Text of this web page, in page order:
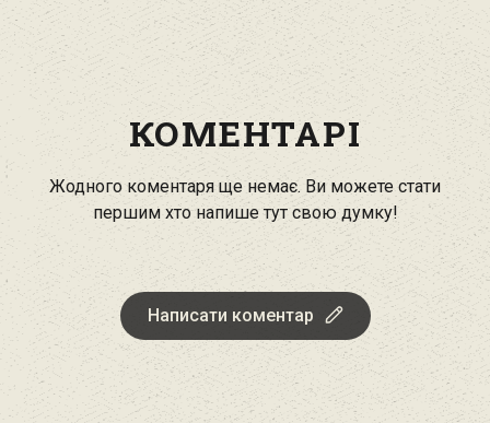
КОМЕНТАРІ
Жодного коментаря ще немає. Ви можете стати
першим хто напише тут свою думку!
Написати коментар